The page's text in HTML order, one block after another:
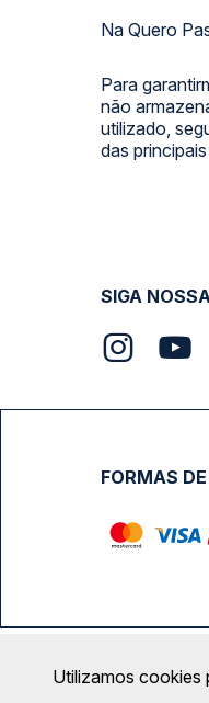
Na Quero
Para
não
utilizado,
das
SIGA
FORMAS
Calçada das
Utilizamos cookies